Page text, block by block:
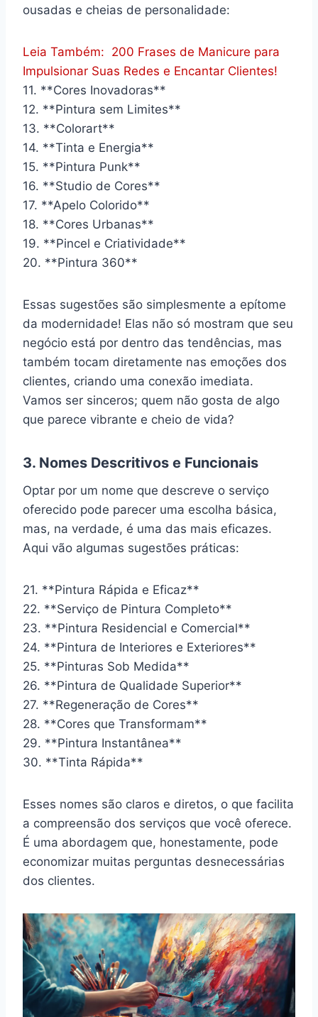
ousadas e cheias de personalidade:
Leia Também: 200 Frases de Manicure para
Impulsionar Suas Redes e Encantar Clientes!
11. **Cores Inovadoras**
12. **Pintura sem Limites**
13. **Colorart**
14. **Tinta e Energia**
15. **Pintura Punk**
16. **Studio de Cores**
17. **Apelo Colorido**
18. **Cores Urbanas**
19. **Pincel e Criatividade**
20. **Pintura 360**
Essas sugestões são simplesmente a epítome
da modernidade! Elas não só mostram que seu
negócio está por dentro das tendências, mas
também tocam diretamente nas emoções dos
clientes, criando uma conexão imediata.
Vamos ser sinceros; quem não gosta de algo
que parece vibrante e cheio de vida?
3. Nomes Descritivos e Funcionais
Optar por um nome que descreve o serviço
oferecido pode parecer uma escolha básica,
mas, na verdade, é uma das mais eficazes.
Aqui vão algumas sugestões práticas:
21. **Pintura Rápida e Eficaz**
22. **Serviço de Pintura Completo**
23. **Pintura Residencial e Comercial**
24. **Pintura de Interiores e Exteriores**
25. **Pinturas Sob Medida**
26. **Pintura de Qualidade Superior**
27. **Regeneração de Cores**
28. **Cores que Transformam**
29. **Pintura Instantânea**
30. **Tinta Rápida**
Esses nomes são claros e diretos, o que facilita
a compreensão dos serviços que você oferece.
É uma abordagem que, honestamente, pode
economizar muitas perguntas desnecessárias
dos clientes.